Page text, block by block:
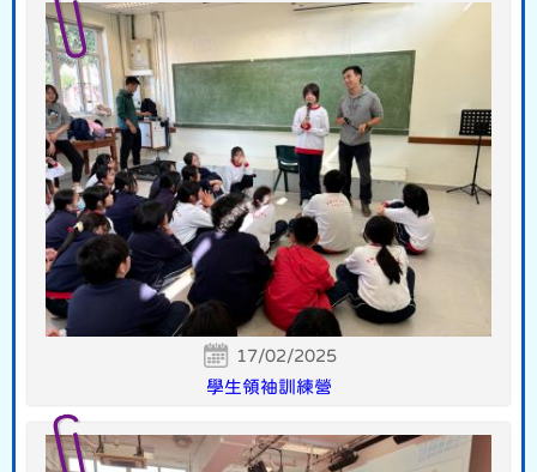
17/02/2025
學生領袖訓練營